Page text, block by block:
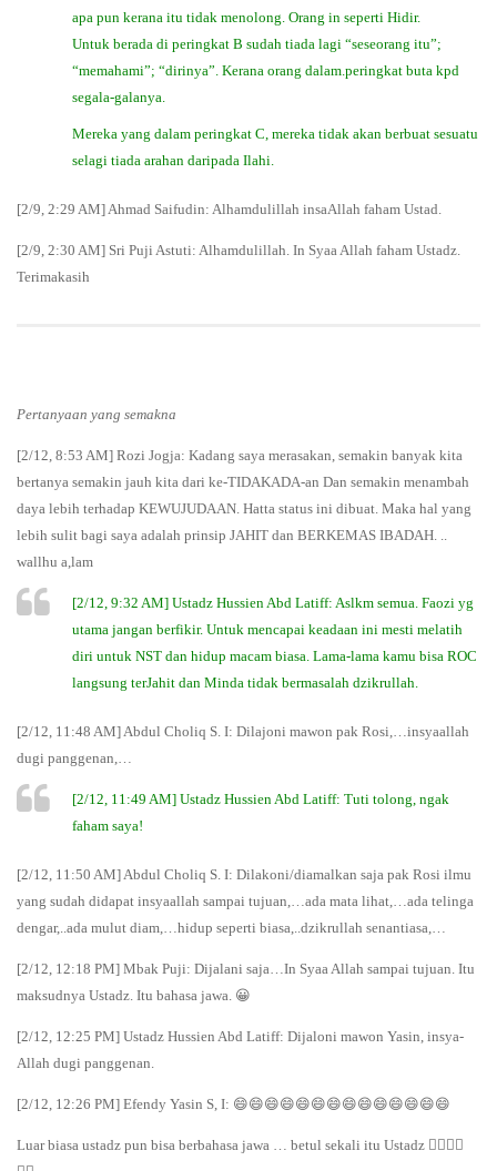
apa pun kerana itu tidak menolong. Orang in seperti Hidir.
Untuk berada di peringkat B sudah tiada lagi “seseorang itu”;
“memahami”; “dirinya”. Kerana orang dalam.peringkat buta kpd
segala-galanya.
Mereka yang dalam peringkat C, mereka tidak akan berbuat sesuatu
selagi tiada arahan daripada Ilahi.
[2/9, 2:29 AM] ‪Ahmad Saifudin: Alhamdulillah insaAllah faham Ustad.
[2/9, 2:30 AM] Sri Puji Astuti: Alhamdulillah. In Syaa Allah faham Ustadz.
Terimakasih
Pertanyaan yang semakna
[2/12, 8:53 AM] Rozi Jogja: Kadang saya merasakan, semakin banyak kita
bertanya semakin jauh kita dari ke-TIDAKADA-an Dan semakin menambah
daya lebih terhadap KEWUJUDAAN. Hatta status ini dibuat. Maka hal yang
lebih sulit bagi saya adalah prinsip JAHIT dan BERKEMAS IBADAH. ..
wallhu a,lam
[2/12, 9:32 AM] Ustadz Hussien Abd Latiff: Aslkm semua. Faozi yg
utama jangan berfikir. Untuk mencapai keadaan ini mesti melatih
diri untuk NST dan hidup macam biasa. Lama-lama kamu bisa ROC
langsung terJahit dan Minda tidak bermasalah dzikrullah.
[2/12, 11:48 AM] Abdul Choliq S. I: Dilajoni mawon pak Rosi,…insyaallah
dugi panggenan,…
[2/12, 11:49 AM] Ustadz Hussien Abd Latiff: Tuti tolong, ngak
faham saya!
[2/12, 11:50 AM] Abdul Choliq S. I: Dilakoni/diamalkan saja pak Rosi ilmu
yang sudah didapat insyaallah sampai tujuan,…ada mata lihat,…ada telinga
dengar,..ada mulut diam,…hidup seperti biasa,..dzikrullah senantiasa,…
[2/12, 12:18 PM] Mbak Puji: Dijalani saja…In Syaa Allah sampai tujuan. Itu
maksudnya Ustadz. Itu bahasa jawa. 😀
[2/12, 12:25 PM] Ustadz Hussien Abd Latiff: Dijaloni mawon Yasin, insya-
Allah dugi panggenan.
[2/12, 12:26 PM] Efendy Yasin S, I: 😄😄😄😄😄😄😄😄😄😄😄😄😄😄
Luar biasa ustadz pun bisa berbahasa jawa … betul sekali itu Ustadz 👍🏻👍🏻